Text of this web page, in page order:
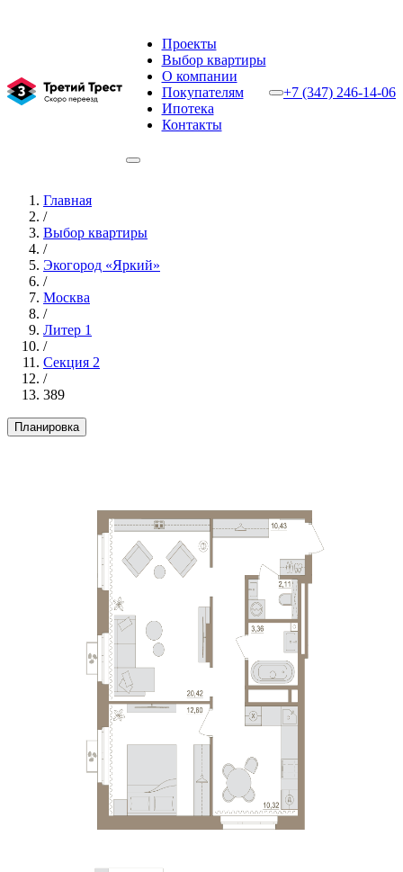
Проекты
Выбор квартиры
О компании
Покупателям
Ипотека
Контакты
+7 (347) 246-14-06
Главная
/
Выбор квартиры
/
Экогород «Яркий»
/
Москва
/
Литер 1
/
Секция 2
/
389
Планировка